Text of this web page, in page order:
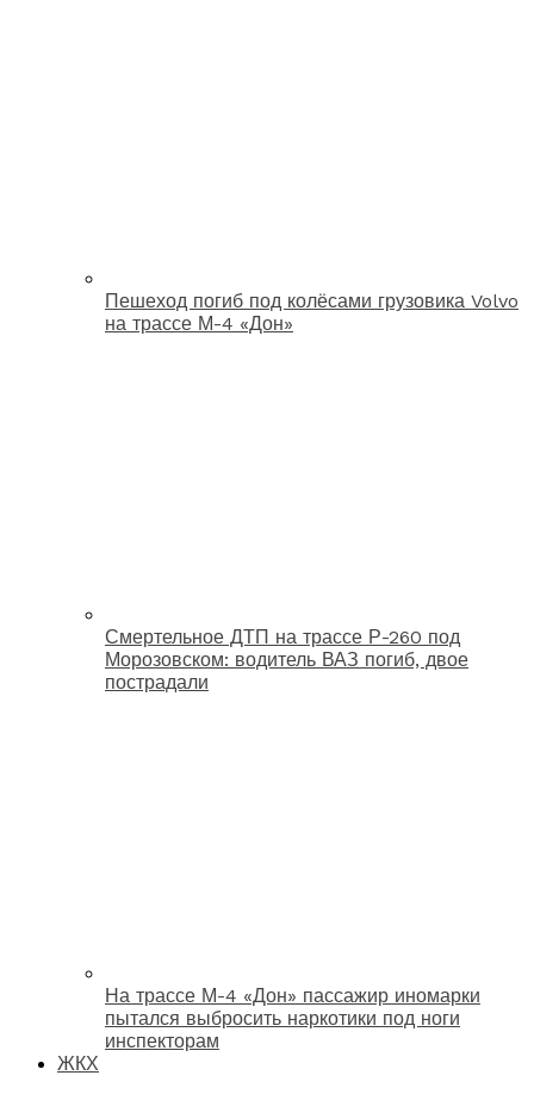
Пешеход погиб под колёсами грузовика Volvo
на трассе М-4 «Дон»
Смертельное ДТП на трассе Р-260 под
Морозовском: водитель ВАЗ погиб, двое
пострадали
На трассе М-4 «Дон» пассажир иномарки
пытался выбросить наркотики под ноги
инспекторам
ЖКХ